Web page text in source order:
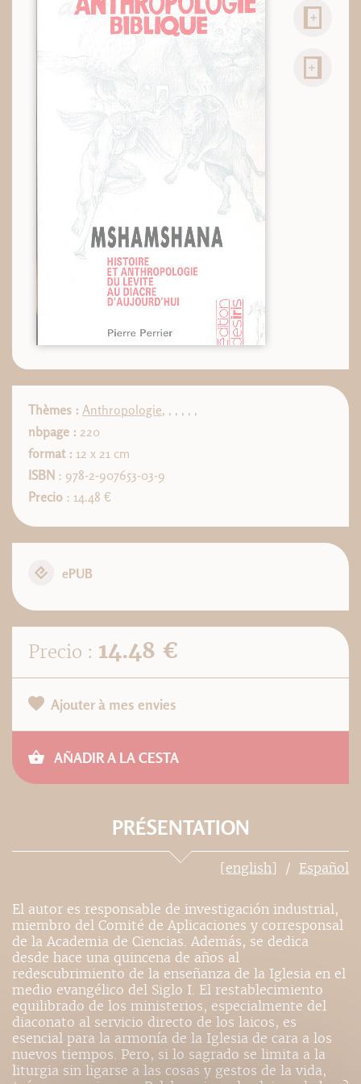
Thèmes : Anthropologie, , , , , ,
nbpage : 220
format : 12 x 21 cm
ISBN : 978-2-907653-03-9
Precio : 14.48 €
ePUB
Precio : 14.48 €
Ajouter à mes envies
AÑADIR A LA CESTA
PRÉSENTATION
[english] Español
El autor es responsable de investigación industrial,
miembro del Comité de Aplicaciones y corresponsal
de la Academia de Ciencias. Además, se dedica
desde hace una quincena de años al
redescubrimiento de la enseñanza de la Iglesia en el
medio evangélico del Siglo I. El restablecimiento
equilibrado de los ministerios, especialmente del
diaconato al servicio directo de los laicos, es
esencial para la armonía de la Iglesia de cara a los
nuevos tiempos. Pero, si lo sagrado se limita a la
liturgia sin ligarse a las cosas y gestos de la vida,